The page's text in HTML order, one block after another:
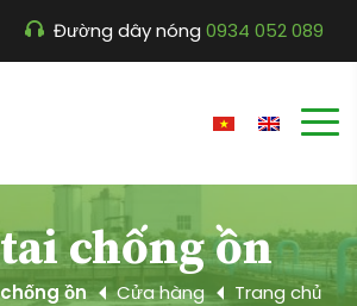
Đường dây nóng 0934 052 089
chống ồn
Trang chủ
Cửa hàng
ồn